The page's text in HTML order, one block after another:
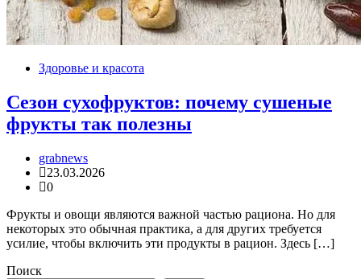
Здоровье и красота
Сезон сухофруктов: почему сушеные
фрукты так полезны
grabnews
23.03.2026
0
Фрукты и овощи являются важной частью рациона. Но для
некоторых это обычная практика, а для других требуется
усилие, чтобы включить эти продукты в рацион. Здесь […]
Поиск